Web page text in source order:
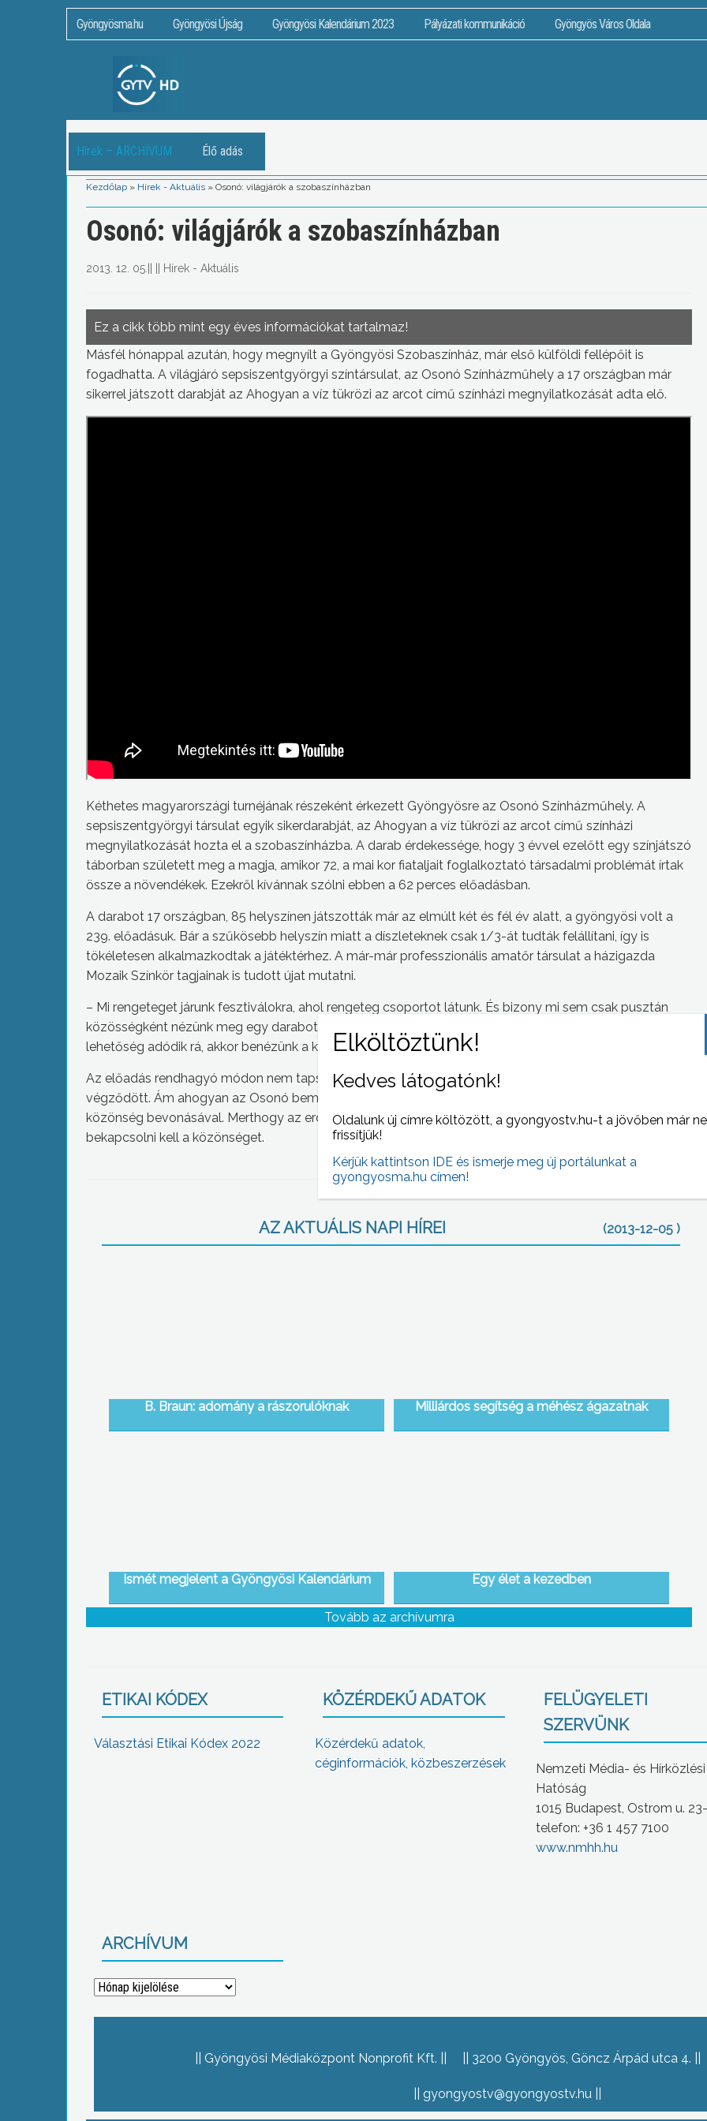
Gyöngyösma.hu Gyöngyösi Újság Gyöngyösi Kalendárium 2023 Pályázati kommunikáció Gyöngyös Város Oldala
Hírek – ARCHÍVUM Élő adás
Kezdőlap » Hírek - Aktuális » Osonó: világjárók a szobaszínházban
Osonó: világjárók a szobaszínházban
2013. 12. 05. Hírek - Aktuális
Ez a cikk több mint egy éves információkat tartalmaz!
Másfél hónappal azután, hogy megnyílt a Gyöngyösi Szobaszínház, már első külföldi fellépőit is
fogadhatta. A világjáró sepsiszentgyörgyi színtársulat, az Osonó Színházműhely a 17 országban már
sikerrel játszott darabját az Ahogyan a víz tükrözi az arcot című színházi megnyilatkozását adta elő.
Kéthetes magyarországi turnéjának részeként érkezett Gyöngyösre az Osonó Színházműhely. A
sepsiszentgyörgyi társulat egyik sikerdarabját, az Ahogyan a víz tükrözi az arcot című színházi
megnyilatkozását hozta el a szobaszínházba. A darab érdekessége, hogy 3 évvel ezelőtt egy színjátszó
táborban született meg a magja, amikor 72, a mai kor fiataljait foglalkoztató társadalmi problémát írtak
össze a növendékek. Ezekről kívánnak szólni ebben a 62 perces előadásban.
A darabot 17 országban, 85 helyszínen játszották már az elmúlt két és fél év alatt, a gyöngyösi volt a
239. előadásuk. Bár a szűkösebb helyszín miatt a díszleteknek csak 1/3-át tudták felállítani, így is
tökéletesen alkalmazkodtak a játéktérhez. A már-már professzionális amatőr társulat a házigazda
Mozaik Színkör tagjainak is tudott újat mutatni.
– Mi rengeteget járunk fesztiválokra, ahol rengeteg csoportot látunk. És bizony mi sem csak pusztán
közösségként nézünk meg egy darabot, hanem utána átbeszéljük a technikai és egyéb dolgokat, és ha
lehetőség adódik rá, akkor benézünk a kulisszák mögé – ecsetelte Válik István.
Az előadás rendhagyó módon nem tapssal, hanem a kiáltásokat követő nyomasztó csenddel
végződött. Ám ahogyan az Osonó bemutatóin szokott lenni, itt is következett rá a feloldás, immáron a
közönség bevonásával. Merthogy az erdélyi társulatnál vallják, a színháznak nem kikapcsolni, hanem
bekapcsolni kell a közönséget.
AZ AKTUÁLIS NAPI HÍREI (2013-12-05 )
B. Braun: adomány a rászorulóknak Milliárdos segítség a méhész ágazatnak
Ismét megjelent a Gyöngyösi Kalendárium Egy élet a kezedben
Tovább az archívumra
ETIKAI KÓDEX
Választási Etikai Kódex 2022
KÖZÉRDEKŰ ADATOK
Közérdekű adatok,
céginformációk, közbeszerzések
FELÜGYELETI
SZERVÜNK
Nemzeti Média- és Hírközlési
Hatóság
1015 Budapest, Ostrom u.
telefon: +36 1 457 7100
www.nmhh.hu
ARCHÍVUM
Archívum
Gyöngyösi Médiaközpont Nonprofit Kft. 3200 Gyöngyös, Göncz Árpád utca 4.
gyongyostv@gyongyostv.hu
Kedves látogatónk!
Oldalunk új címre költözött, a gyongyostv.hu-t a jövőben már
frissítjük!
Kérjük kattintson IDE és ismerje meg új portálunkat a
gyongyosma.hu címen!